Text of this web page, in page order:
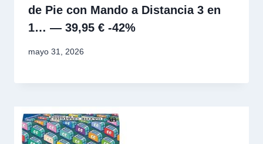
de Pie con Mando a Distancia 3 en
1… — 39,95 € -42%
mayo 31, 2026